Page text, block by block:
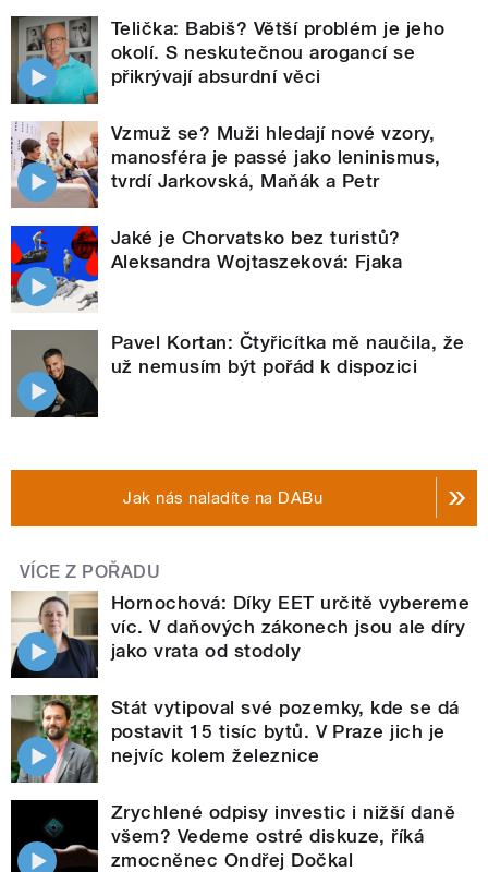
Telička: Babiš? Větší problém je jeho
okolí. S neskutečnou arogancí se
přikrývají absurdní věci
Vzmuž se? Muži hledají nové vzory,
manosféra je passé jako leninismus,
tvrdí Jarkovská, Maňák a Petr
Jaké je Chorvatsko bez turistů?
Aleksandra Wojtaszeková: Fjaka
Pavel Kortan: Čtyřicítka mě naučila, že
už nemusím být pořád k dispozici
Jak nás naladíte na DABu
VÍCE Z POŘADU
Hornochová: Díky EET určitě vybereme
víc. V daňových zákonech jsou ale díry
jako vrata od stodoly
Stát vytipoval své pozemky, kde se dá
postavit 15 tisíc bytů. V Praze jich je
nejvíc kolem železnice
Zrychlené odpisy investic i nižší daně
všem? Vedeme ostré diskuze, říká
zmocněnec Ondřej Dočkal